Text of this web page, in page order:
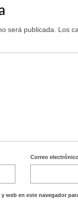
será publicada. Los
Correo
web en este navegador